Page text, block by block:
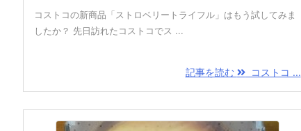
コストコの新商品「ストロベリートライフル」はもう試してみま
したか？ 先日訪れたコストコでス ...
記事を読む コストコ ...